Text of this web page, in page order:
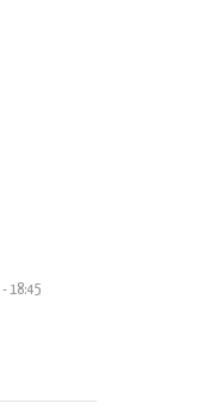
-18:45